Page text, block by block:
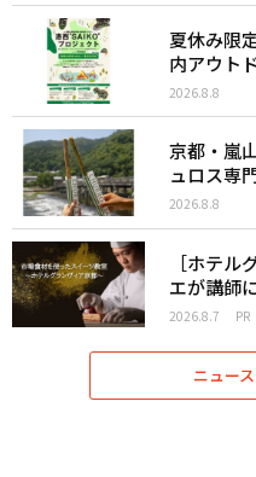
夏休み限
内アウト
2026.8.8
京都・嵐
ュロス専
2026.8.8
［ホテル
エが講師
2026.8.7 PR
ニュー